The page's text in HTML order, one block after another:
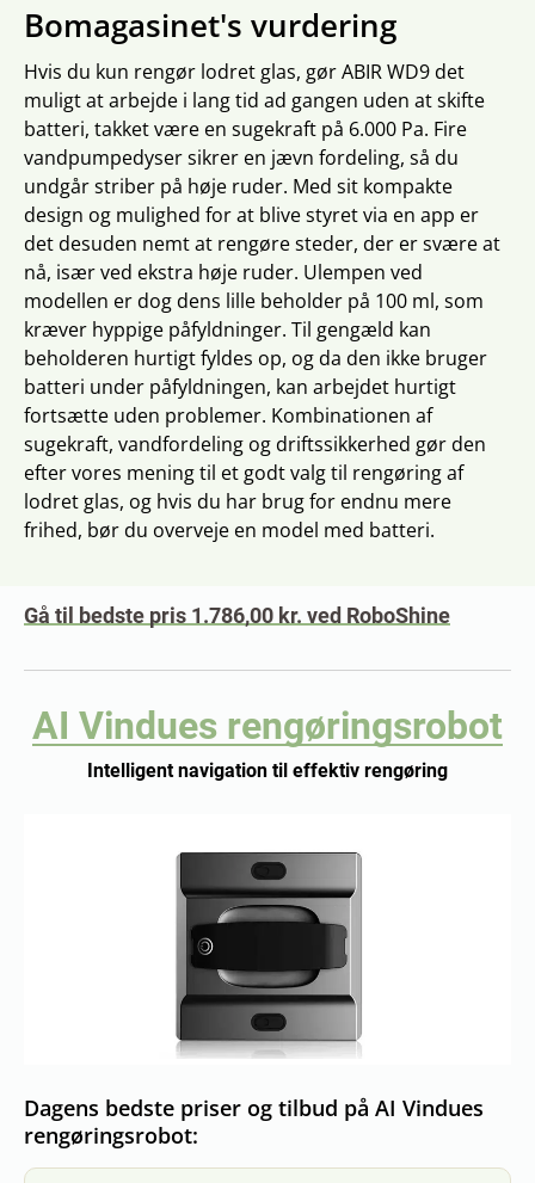
Bomagasinet's vurdering
Hvis du kun rengør lodret glas, gør ABIR WD9 det
muligt at arbejde i lang tid ad gangen uden at skifte
batteri, takket være en sugekraft på 6.000 Pa. Fire
vandpumpedyser sikrer en jævn fordeling, så du
undgår striber på høje ruder. Med sit kompakte
design og mulighed for at blive styret via en app er
det desuden nemt at rengøre steder, der er svære at
nå, især ved ekstra høje ruder. Ulempen ved
modellen er dog dens lille beholder på 100 ml, som
kræver hyppige påfyldninger. Til gengæld kan
beholderen hurtigt fyldes op, og da den ikke bruger
batteri under påfyldningen, kan arbejdet hurtigt
fortsætte uden problemer. Kombinationen af
sugekraft, vandfordeling og driftssikkerhed gør den
efter vores mening til et godt valg til rengøring af
lodret glas, og hvis du har brug for endnu mere
frihed, bør du overveje en model med batteri.
Gå til bedste pris 1.786,00 kr. ved RoboShine
AI Vindues rengøringsrobot
Intelligent navigation til effektiv rengøring
Dagens bedste priser og tilbud på AI Vindues
rengøringsrobot: